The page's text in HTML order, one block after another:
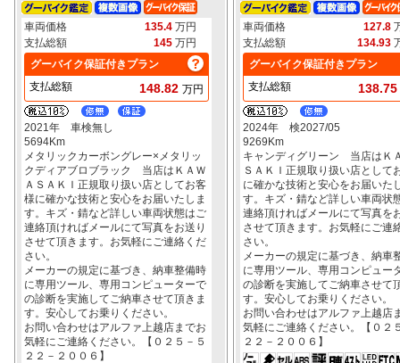
車両価格 135.4 万円
支払総額
145 万円
グーバイク保証付きプラン
支払総額
148.82 万円
2021年 車検無し
5694Km
メタリックカーボングレー×メタリッ
クディアブロブラック 当店はＫＡＷ
ＡＳＡＫＩ正規取り扱い店としてお客
様に確かな技術と安心をお届いたしま
す。キズ・錆など詳しい車両状態はご
連絡頂ければメールにて写真をお送り
させて頂きます。お気軽にご連絡くだ
さい。
メーカーの規定に基づき、納車整備時
に専用ツール、専用コンピューターで
の診断を実施してご納車させて頂きま
す。安心してお乗りください。
お問い合わせはアルファ上越店までお
気軽にご連絡ください。【０２５－５
２２－２００６】
車両価格 127.8
支払総額
134.93
グーバイク保証付きプラン
支払総額
138.75
2024年 検2027/05
9269Km
キャンディグリーン 当店はＫ
ＳＡＫＩ正規取り扱い店として
に確かな技術と安心をお届いた
す。キズ・錆など詳しい車両状
連絡頂ければメールにて写真を
させて頂きます。お気軽にご連
さい。
メーカーの規定に基づき、納車
に専用ツール、専用コンピュー
の診断を実施してご納車させて
す。安心してお乗りください。
お問い合わせはアルファ上越店
気軽にご連絡ください。【０２
２２－２００６】